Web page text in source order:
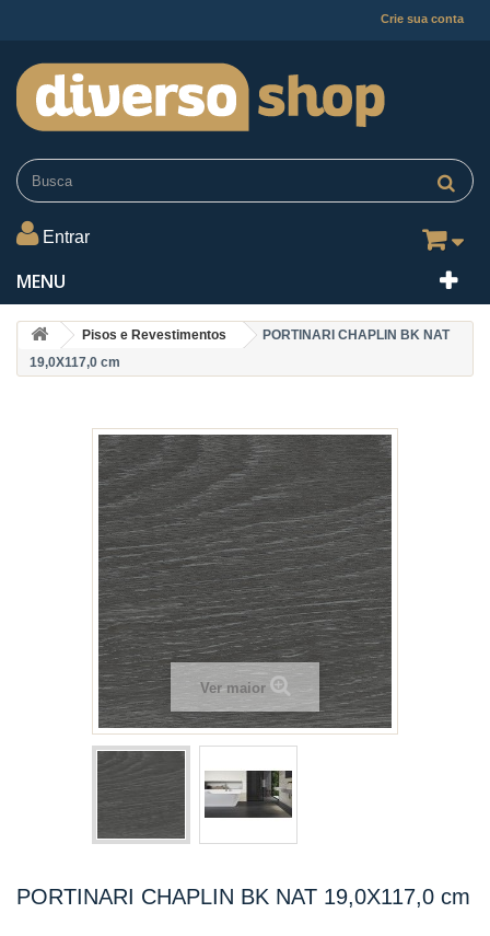
Crie sua conta
Entrar
MENU
Pisos e Revestimentos
PORTINARI CHAPLIN BK NAT
19,0X117,0 cm
Ver maior
PORTINARI CHAPLIN BK NAT 19,0X117,0 cm